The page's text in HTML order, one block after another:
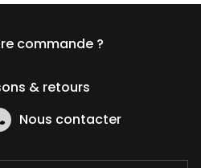
commande ?
& retours
Nous contacter